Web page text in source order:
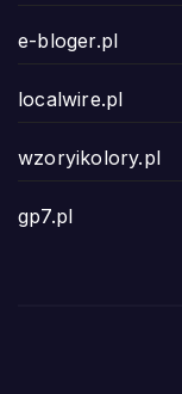
e-bloger.pl
localwire.pl
wzoryikolory.pl
gp7.pl